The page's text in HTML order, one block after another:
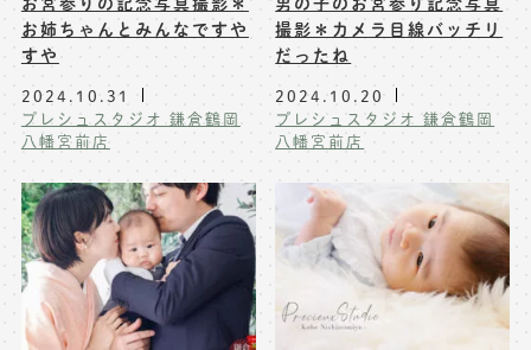
お姉ちゃんとみんなですや
すや
2024.10.31
プレシュスタジオ 鎌倉鶴岡
八幡宮前店
撮影＊カメラ目線バッチリ
だったね
2024.10.20
プレシュスタジオ 鎌倉鶴岡
八幡宮前店